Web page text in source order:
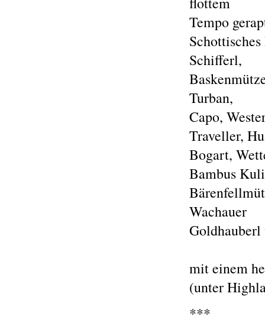
Tempo
Schifferl,
Turban,
Capo,
Traveller,
Bogart,
Bambus
Wachauer
mit einem
(unter
***